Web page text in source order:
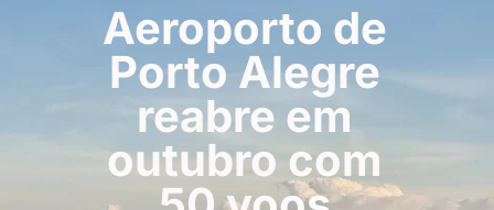
Aeroporto de
Porto Alegre
reabre em
outubro com